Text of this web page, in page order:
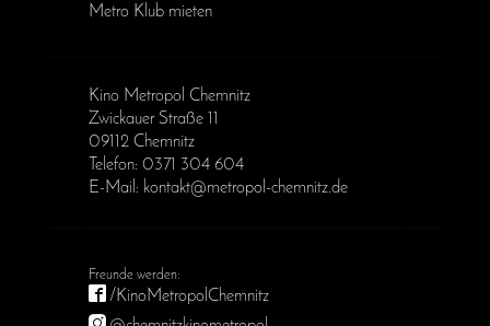
Metro Klub mieten
Kino Metropol Chemnitz
Zwickauer Straße 11
09112 Chemnitz
Telefon: 0371 304 604
E-Mail: kontakt@metropol-chemnitz.de
/KinoMetropolChemnitz